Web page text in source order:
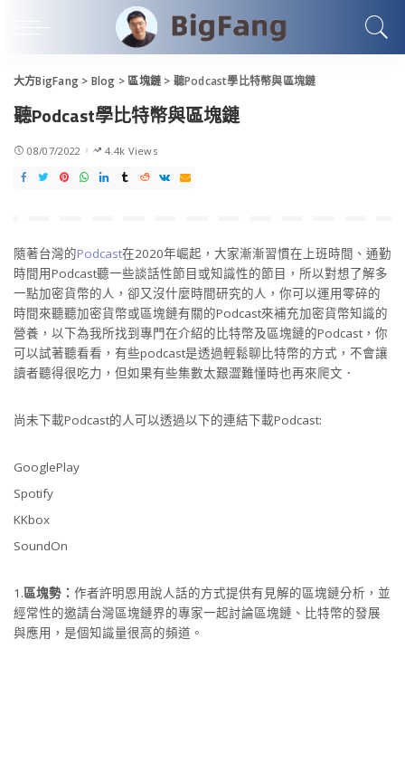
大方BigFang > Blog >區塊鏈 > 聽Podcast學比特幣與區塊鏈
聽Podcast學比特幣與區塊鏈
08/07/2022 4.4k Views
隨著台灣的Podcast在2020年崛起，大家漸漸習慣在上班時間、通勤
時間用Podcast聽一些談話性節目或知識性的節目，所以對想了解多
一點加密貨幣的人，卻又沒什麼時間研究的人，你可以運用零碎的
時間來聽聽加密貨幣或區塊鏈有關的Podcast來補充加密貨幣知識的
營養，以下為我所找到專門在介紹的比特幣及區塊鏈的Podcast，你
可以試著聽看看，有些podcast是透過輕鬆聊比特幣的方式，不會讓
讀者聽得很吃力，但如果有些集數太艱澀難懂時也再來爬文．
尚未下載Podcast的人可以透過以下的連結下載Podcast:
GooglePlay
Spotify
KKbox
SoundOn
1.區塊勢： 作者許明恩用說人話的方式提供有見解的區塊鏈分析，並
經常性的邀請台灣區塊鏈界的專家一起討論區塊鏈、比特幣的發展
與應用，是個知識量很高的頻道。